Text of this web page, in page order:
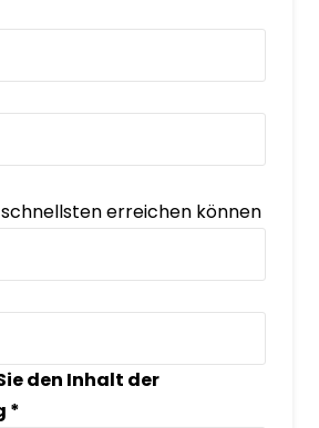
schnellsten erreichen können
den Inhalt der
*